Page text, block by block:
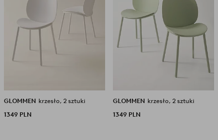
GLOMMEN krzesło, 2 sztuki
1349 PLN
GLOMMEN krzesło, 2 sztuki
1349 PLN